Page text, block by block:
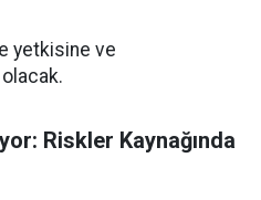
yetkisine ve
Riskler Kaynağında